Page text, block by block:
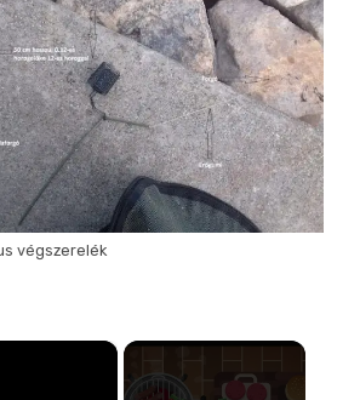
végszerelék
×